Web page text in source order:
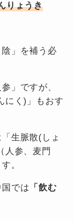
りょうき
」を補う必
」ですが、
にく)」もおす
生脈散(しょ
人参、麦門
。
では 「飲む